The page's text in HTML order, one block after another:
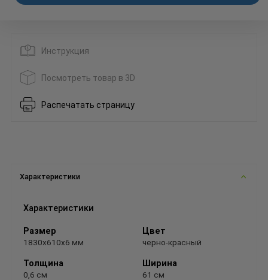
Инструкция
Посмотреть товар в 3D
Распечатать страницу
Характеристики
Характеристики
Размер
1830х610х6 мм
Толщина
0,6 см
Цвет
черно-красный
Ширина
61 см